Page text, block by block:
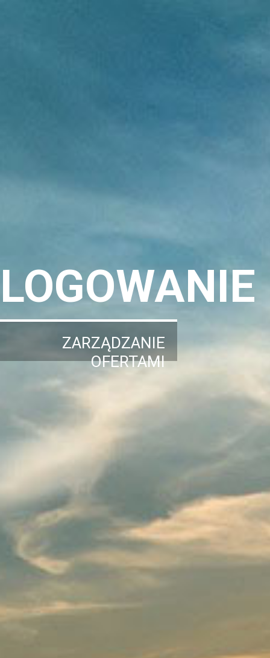
LOGOWANIE
ZARZĄDZANIE
OFERTAMI